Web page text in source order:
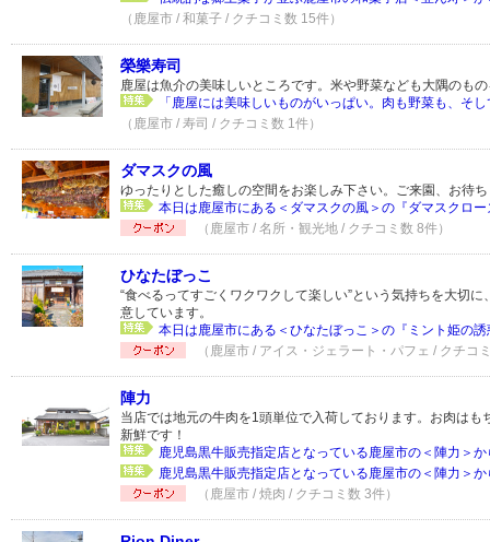
（鹿屋市 / 和菓子 / クチコミ数 15件）
榮樂寿司
鹿屋は魚介の美味しいところです。米や野菜なども大隅のも
「鹿屋には美味しいものがいっぱい。肉も野菜も、そ
（鹿屋市 / 寿司 / クチコミ数 1件）
ダマスクの風
ゆったりとした癒しの空間をお楽しみ下さい。ご来園、お待
本日は鹿屋市にある＜ダマスクの風＞の『ダマスクロ
（鹿屋市 / 名所・観光地 / クチコミ数 8件）
ひなたぼっこ
“食べるってすごくワクワクして楽しい”という気持ちを大切
意しています。
本日は鹿屋市にある＜ひなたぼっこ＞の『ミント姫の
（鹿屋市 / アイス・ジェラート・パフェ / クチコ
陣力
当店では地元の牛肉を1頭単位で入荷しております。お肉はも
新鮮です！
鹿児島黒牛販売指定店となっている鹿屋市の＜陣力＞
鹿児島黒牛販売指定店となっている鹿屋市の＜陣力＞
（鹿屋市 / 焼肉 / クチコミ数 3件）